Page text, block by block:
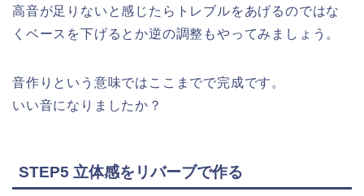
高音が足りないと感じたらトレブルをあげるのではな
くベースを下げるとか逆の調整もやってみましょう。
音作りという意味ではここまでで完成です。
いい音になりましたか？
STEP5 立体感をリバーブで作る